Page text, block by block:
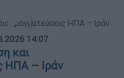
14:07
και
ΗΠΑ – Ιράν